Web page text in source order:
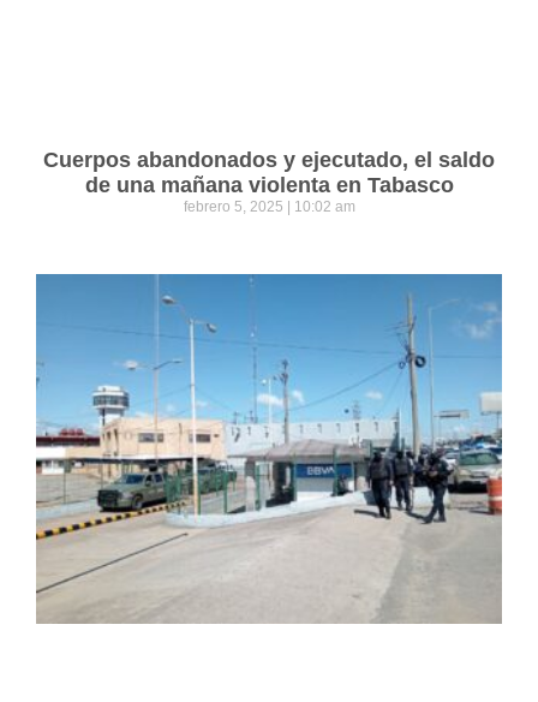
Cuerpos abandonados y ejecutado, el saldo
de una mañana violenta en Tabasco
febrero 5, 2025 10:02 am